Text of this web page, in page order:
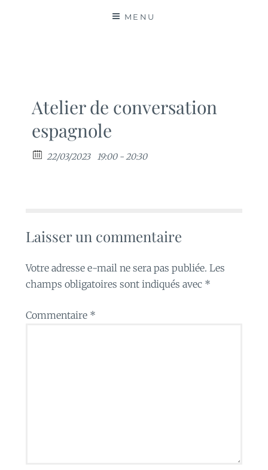
MENU
Atelier de conversation
espagnole
22/03/2023 19:00 - 20:30
Laisser un commentaire
Votre adresse e-mail ne sera pas publiée. Les
champs obligatoires sont indiqués avec *
Commentaire *